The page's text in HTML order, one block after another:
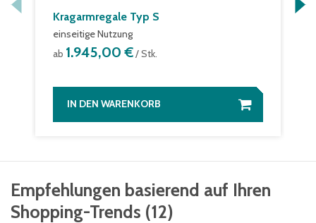
Kragarmregale Typ S
einseitige Nutzung
ab 1.945,00 €/ Stk.
IN DEN WARENKORB
Empfehlungen basierend auf Ihren
Shopping-Trends (12)